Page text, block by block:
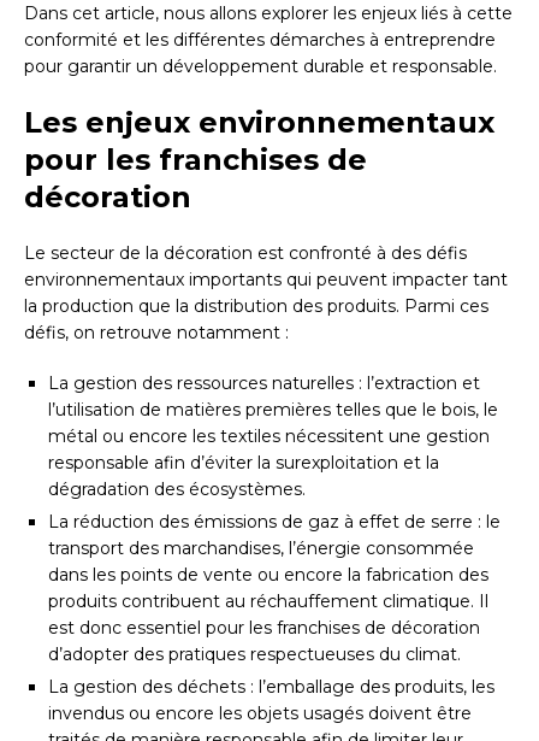
Dans cet article, nous allons explorer les enjeux liés à cette
conformité et les différentes démarches à entreprendre
pour garantir un développement durable et responsable.
Les enjeux environnementaux
pour les franchises de
décoration
Le secteur de la décoration est confronté à des défis
environnementaux importants qui peuvent impacter tant
la production que la distribution des produits. Parmi ces
défis, on retrouve notamment :
La gestion des ressources naturelles : l’extraction et
l’utilisation de matières premières telles que le bois, le
métal ou encore les textiles nécessitent une gestion
responsable afin d’éviter la surexploitation et la
dégradation des écosystèmes.
La réduction des émissions de gaz à effet de serre : le
transport des marchandises, l’énergie consommée
dans les points de vente ou encore la fabrication des
produits contribuent au réchauffement climatique. Il
est donc essentiel pour les franchises de décoration
d’adopter des pratiques respectueuses du climat.
La gestion des déchets : l’emballage des produits, les
invendus ou encore les objets usagés doivent être